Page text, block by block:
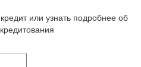
или узнать подробнее об